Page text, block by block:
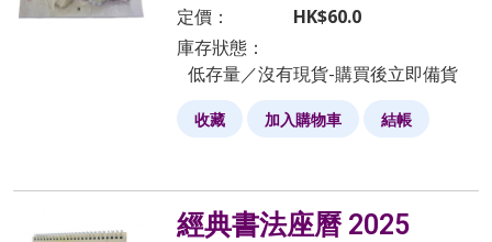
定價：
HK$60.0
庫存狀態：
低存量／沒有現貨-購買後立即備貨
收藏 加入購物車 結帳
經典書法座曆 2025